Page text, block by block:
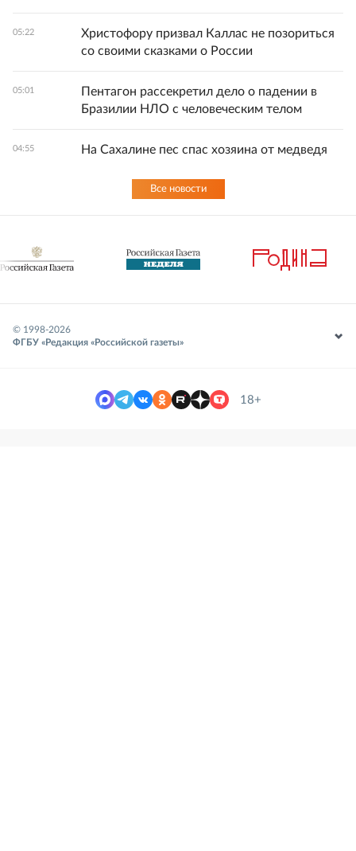
05:22
Христофору призвал Каллас не позориться
со своими сказками о России
05:01
Пентагон рассекретил дело о падении в
Бразилии НЛО с человеческим телом
04:55 На Сахалине пес спас хозяина от медведя
Все новости
© 1998-2026
ФГБУ «Редакция «Российской газеты»
18+